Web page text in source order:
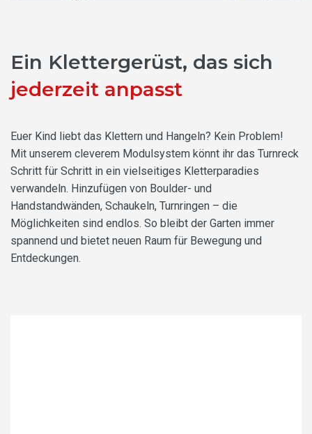
Ein Klettergerüst, das sich
jederzeit anpasst
Euer Kind liebt das Klettern und Hangeln? Kein Problem!
Mit unserem cleverem Modulsystem könnt ihr das Turnreck
Schritt für Schritt in ein vielseitiges Kletterparadies
verwandeln. Hinzufügen von Boulder- und
Handstandwänden, Schaukeln, Turnringen – die
Möglichkeiten sind endlos. So bleibt der Garten immer
spannend und bietet neuen Raum für Bewegung und
Entdeckungen.